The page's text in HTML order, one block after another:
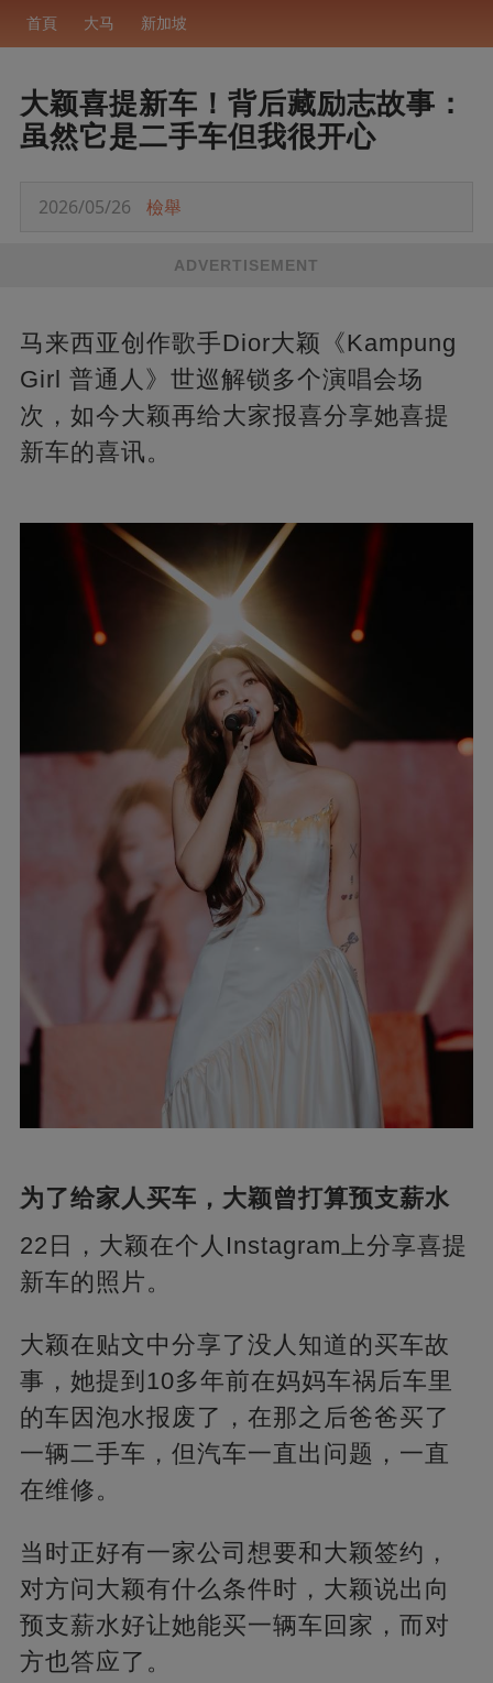
首頁 大马 新加坡
大颖喜提新车！背后藏励志故事：
虽然它是二手车但我很开心
2026/05/26 檢舉
ADVERTISEMENT
马来西亚创作歌手Dior大颖《Kampung
Girl 普通人》世巡解锁多个演唱会场
次，如今大颖再给大家报喜分享她喜提
新车的喜讯。
为了给家人买车，大颖曾打算预支薪水
22日，大颖在个人Instagram上分享喜提
新车的照片。
大颖在贴文中分享了没人知道的买车故
事，她提到10多年前在妈妈车祸后车里
的车因泡水报废了，在那之后爸爸买了
一辆二手车，但汽车一直出问题，一直
在维修。
当时正好有一家公司想要和大颖签约，
对方问大颖有什么条件时，大颖说出向
预支薪水好让她能买一辆车回家，而对
方也答应了。